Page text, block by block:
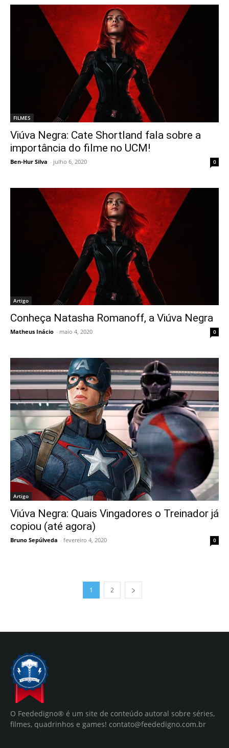
FILMES
Viúva Negra: Cate Shortland fala sobre a
importância do filme no UCM!
Ben-Hur Silva - julho 6, 2020 0
Artigo
Conheça Natasha Romanoff, a Viúva Negra
Matheus Inácio - maio 4, 2020 0
Artigo
Viúva Negra: Quais Vingadores o Treinador já
copiou (até agora)
Bruno Sepúlveda - fevereiro 4, 2020 0
1 2
O Feededigno® é um site de conteúdo autoral sobre séries,
filmes, quadrinhos e games! contato@feededigno.com.br